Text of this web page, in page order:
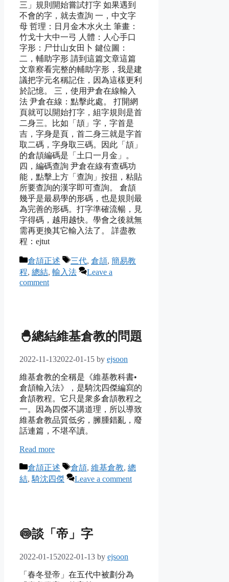
三」規則開始嘗試打字 如果遇到
不會的字，就去查詢 一，中文字
母 哲理：日月金木水火土 筆畫：
竹戈十大中一弓 人體：人心手口
字形：尸廿山女田卜 鍵位圖：
二，輔助字形 請到這篇文章這篇
文章察看完整的輔助字形，我是建
議把字元名稱記住，因為這樣更利
於記憶。 三，使用尹倉在線輸入
法 尹倉在線：點擊此處。 打開網
頁就可以開始打字，組字規則是首
二身三。比如「頡」字，字首是
吉，字身是頁，首二身三就是字首
取二碼，字身取三碼。因此「頡」
的倉頡編碼是「土口一月金」。
四，編碼查詢 尹倉在線有查碼功
能，點擊上方「查詢」按扭，粘貼
所要查詢的漢字即可查詢。 倉頡
幾乎是最易學的形碼，也是規則最
為完善的形碼。打字準確流暢，見
字得碼，越用越快。學會之後就無
需再更換其它輸入法了。 詳盡教
程：ejtut
Categories
倉頡正述 Tags
三代, 倉頡, 簡易教
程, 總結, 輸入法
Leave a
comment
🐣總結維基倉教的問題
2022-11-132022-01-15 by ejsoon
維基倉教的全稱是《維基教科書•
倉頡輸入法》，是騎沈四傑編寫的
倉頡教程。它只是衆多倉頡教程之
一。因為四傑不講道理，所以導致
維基倉教品質低劣，臃腫錯亂，廢
話連篇，不堪卒讀。
Read more
Categories
倉頡正述 Tags
倉頡, 維基倉教, 總
結, 騎沈四傑 Leave a comment
🍥談「帝」字
2022-01-152022-01-13 by ejsoon
「春冬登帝」在五代中被劃分為